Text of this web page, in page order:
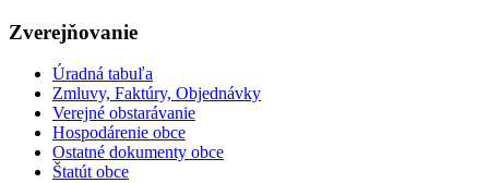
Zverejňovanie
Úradná tabuľa
Zmluvy, Faktúry, Objednávky
Verejné obstarávanie
Hospodárenie obce
Ostatné dokumenty obce
Štatút obce